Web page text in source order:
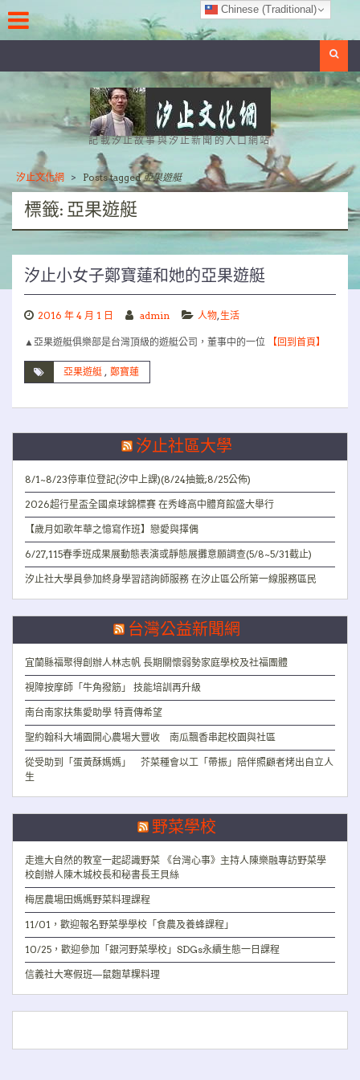
to
content
記載汐止故事與汐止新聞的入口網站
汐止文化網 > Posts tagged亞果遊艇
標籤: 亞果遊艇
汐止小女子鄭寶蓮和她的亞果遊艇
2016 年 4 月 1 日 admin 人物,生活
▲亞果遊艇俱樂部是台灣頂級的遊艇公司，董事中的一位 【回到首頁】
亞果遊艇 , 鄭寶蓮
汐止社區大學
8/1~8/23停車位登記(汐中上課)(8/24抽籤;8/25公佈)
2026超行星盃全國桌球錦標賽 在秀峰高中體育館盛大舉行
【歲月如歌年華之憶寫作班】戀愛與擇偶
6/27,115春季班成果展動態表演或靜態展攤意願調查(5/8~5/31截止)
汐止社大學員參加終身學習諮詢師服務 在汐止區公所第一線服務區民
台灣公益新聞網
宜蘭縣福聚得創辦人林志帆 長期關懷弱勢家庭學校及社福團體
視障按摩師「牛角撥筋」 技能培訓再升級
南台南家扶集愛助學 特賣傳希望
聖約翰科大埔園開心農場大豐收 南瓜飄香串起校園與社區
從受助到「蛋黃酥媽媽」 芥菜種會以工「帶振」陪伴照顧者烤出自立人
生
野菜學校
走進大自然的教室一起認識野菜 《台灣心事》主持人陳樂融專訪野菜學
校創辦人陳木城校長和秘書長王貝絲
梅居農場田媽媽野菜料理課程
11/01，歡迎報名野菜學學校「食農及養蜂課程」
10/25，歡迎參加「銀河野菜學校」SDGs永續生態一日課程
信義社大寒假班—鼠麴草粿料理
Chinese (Traditional)